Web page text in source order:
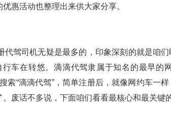
惠活动也整理出来供大家分享。
驾司机无疑是最多的，印象深刻的就是咱
车在转悠。滴滴代驾隶属于知名的最早的
索“滴滴代驾”，简单注册后，就像网约车一
废话不多说，下面咱们看看最核心和最关键